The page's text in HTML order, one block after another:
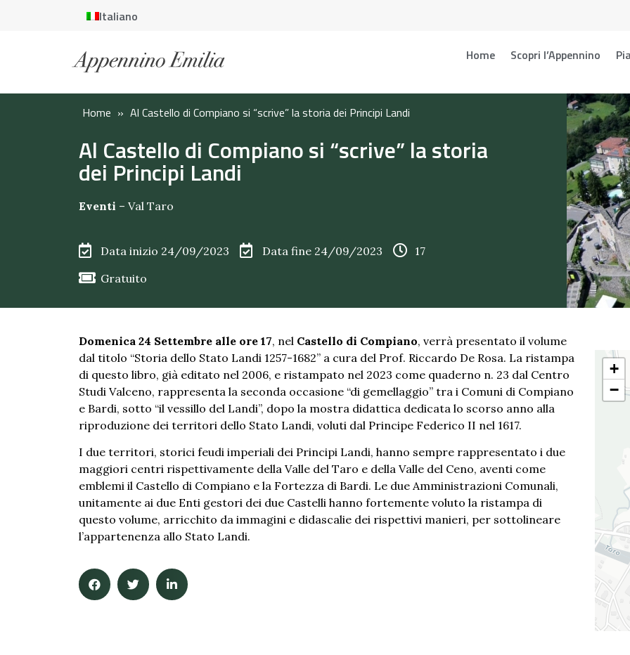
Italiano
Home Scopri l’Appennino
Home » Al Castello di Compiano si “scrive” la storia dei Principi Landi
Al Castello di Compiano si “scrive” la storia
dei Principi Landi
Eventi – Val Taro
Data inizio 24/09/2023 Data fine 24/09/2023
17
Gratuito
Domenica 24 Settembre alle ore 17, nel Castello di Compiano, verrà presentato il volume
dal titolo “Storia dello Stato Landi 1257-1682” a cura del Prof. Riccardo De Rosa. La ristampa
di questo libro, già editato nel 2006, e ristampato nel 2023 come quaderno n. 23 dal Centro
Studi Valceno, rappresenta la seconda occasione “di gemellaggio” tra i Comuni di Compiano
e Bardi, sotto “il vessillo del Landi”, dopo la mostra didattica dedicata lo scorso anno alla
riproduzione dei territori dello Stato Landi, voluti dal Principe Federico II nel 1617.
I due territori, storici feudi imperiali dei Principi Landi, hanno sempre rappresentato i due
maggiori centri rispettivamente della Valle del Taro e della Valle del Ceno, aventi come
emblemi il Castello di Compiano e la Fortezza di Bardi. Le due Amministrazioni Comunali,
unitamente ai due Enti gestori dei due Castelli hanno fortemente voluto la ristampa di
questo volume, arricchito da immagini e didascalie dei rispettivi manieri, per sottolineare
l’appartenenza allo Stato Landi.
+
−